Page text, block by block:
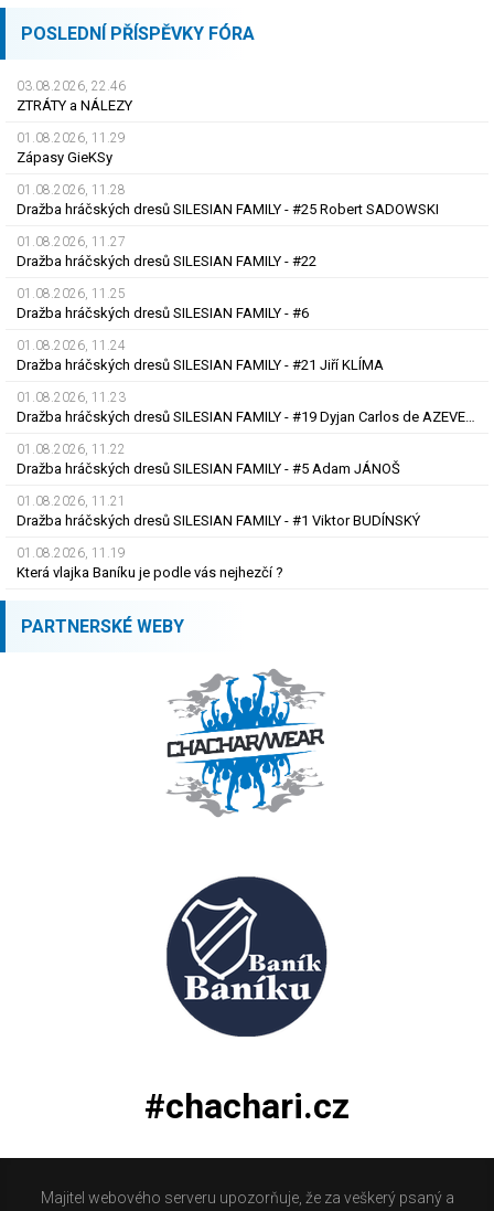
POSLEDNÍ PŘÍSPĚVKY FÓRA
03.08.2026, 22.46
ZTRÁTY a NÁLEZY
01.08.2026, 11.29
Zápasy GieKSy
01.08.2026, 11.28
Dražba hráčských dresů SILESIAN FAMILY - #25 Robert SADOWSKI
01.08.2026, 11.27
Dražba hráčských dresů SILESIAN FAMILY - #22
01.08.2026, 11.25
Dražba hráčských dresů SILESIAN FAMILY - #6
01.08.2026, 11.24
Dražba hráčských dresů SILESIAN FAMILY - #21 Jiří KLÍMA
01.08.2026, 11.23
Dražba hráčských dresů SILESIAN FAMILY - #19 Dyjan Carlos de AZEVEDO
01.08.2026, 11.22
Dražba hráčských dresů SILESIAN FAMILY - #5 Adam JÁNOŠ
01.08.2026, 11.21
Dražba hráčských dresů SILESIAN FAMILY - #1 Viktor BUDÍNSKÝ
01.08.2026, 11.19
Která vlajka Baníku je podle vás nejhezčí ?
PARTNERSKÉ WEBY
#chachari.cz
Majitel webového serveru upozorňuje, že za veškerý psaný a